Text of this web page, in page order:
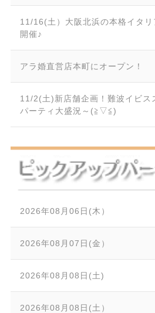
11/16(土）大阪北浜の本格イタ
開催♪
アラ婚直営店本町にオープン！
11/2(土)新店舗企画！難波イビス
パーティ大盛況～(≧▽≦)
2026年08月06日(木）
2026年08月07日(金）
2026年08月08日(土)
2026年08月08日(土）